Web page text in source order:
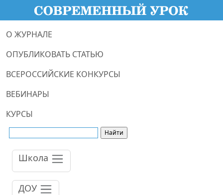
О ЖУРНАЛЕ
ОПУБЛИКОВАТЬ СТАТЬЮ
ВСЕРОССИЙСКИЕ КОНКУРСЫ
ВЕБИНАРЫ
КУРСЫ
Школа
ДОУ